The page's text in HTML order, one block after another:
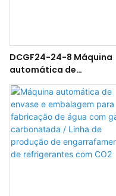
DCGF24-24-8 Máquina
automática de
enchimento de
refrigerantes líquidos e
água carbonatada